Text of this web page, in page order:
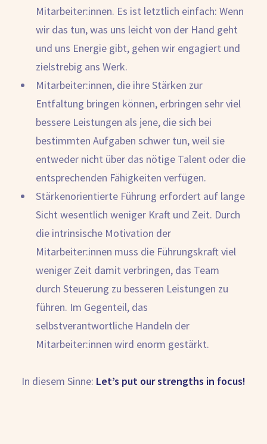
Mitarbeiter:innen. Es ist letztlich einfach: Wenn
wir das tun, was uns leicht von der Hand geht
und uns Energie gibt, gehen wir engagiert und
zielstrebig ans Werk.
Mitarbeiter:innen, die ihre Stärken zur
Entfaltung bringen können, erbringen sehr viel
bessere Leistungen als jene, die sich bei
bestimmten Aufgaben schwer tun, weil sie
entweder nicht über das nötige Talent oder die
entsprechenden Fähigkeiten verfügen.
Stärkenorientierte Führung erfordert auf lange
Sicht wesentlich weniger Kraft und Zeit. Durch
die intrinsische Motivation der
Mitarbeiter:innen muss die Führungskraft viel
weniger Zeit damit verbringen, das Team
durch Steuerung zu besseren Leistungen zu
führen. Im Gegenteil, das
selbstverantwortliche Handeln der
Mitarbeiter:innen wird enorm gestärkt.
In diesem Sinne: Let’s put our strengths in focus!